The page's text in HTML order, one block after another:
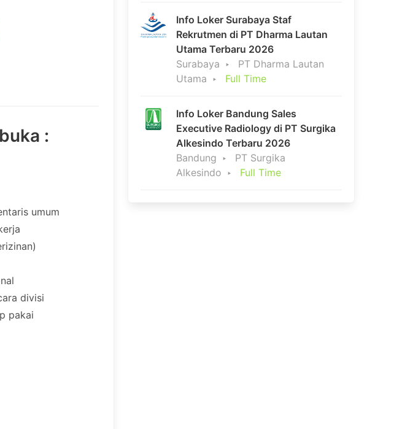
:
umum
divisi
pakai
Info Loker Surabaya Staf
Rekrutmen di PT Dharma Lautan
Utama Terbaru 2026
Surabaya
PT Dharma Lautan
Utama
Full Time
Info Loker Bandung Sales
Executive Radiology di PT Surgika
Alkesindo Terbaru 2026
Bandung
PT Surgika
Alkesindo
Full Time